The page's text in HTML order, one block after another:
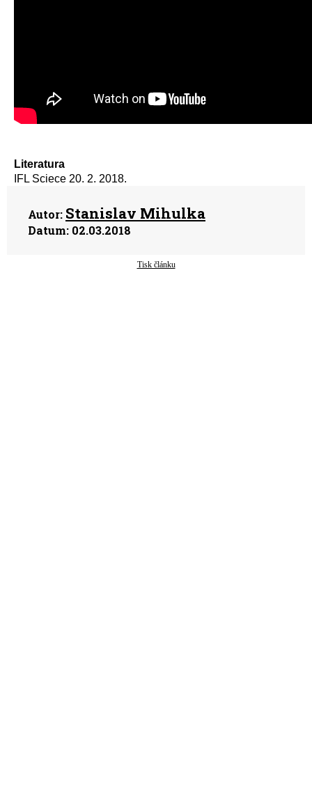
Literatura
IFL Sciece 20. 2. 2018.
Autor: Stanislav Mihulka
Datum: 02.03.2018
Tisk článku